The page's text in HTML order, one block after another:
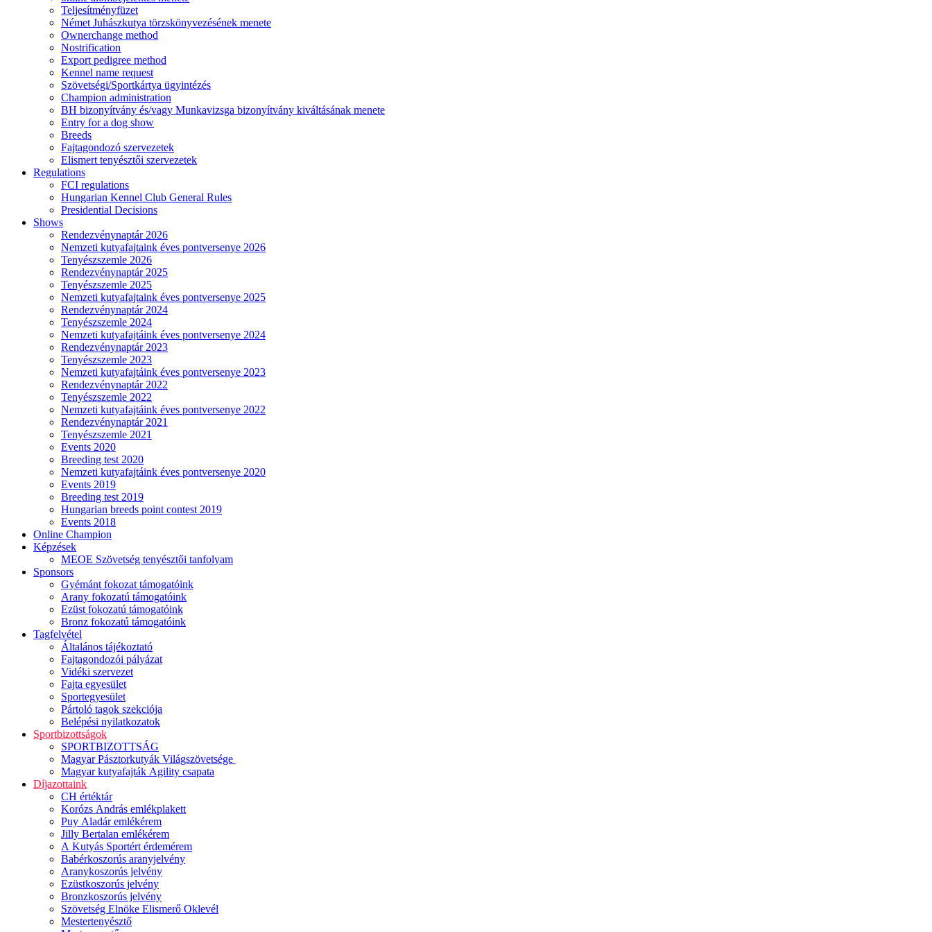
Teljesítményfüzet
Német Juhászkutya törzskönyvezésének menete
Ownerchange method
Nostrification
Export pedigree method
Kennel name request
Szövetségi/Sportkártya ügyintézés
Champion administration
BH bizonyítvány és/vagy Munkavizsga bizonyítvány kiváltásának menete
Entry for a dog show
Breeds
Fajtagondozó szervezetek
Elismert tenyésztői szervezetek
Regulations
FCI regulations
Hungarian Kennel Club General Rules
Presidential Decisions
Shows
Rendezvénynaptár 2026
Nemzeti kutyafajtaink éves pontversenye 2026
Tenyészszemle 2026
Rendezvénynaptár 2025
Tenyészszemle 2025
Nemzeti kutyafajtaink éves pontversenye 2025
Rendezvénynaptár 2024
Tenyészszemle 2024
Nemzeti kutyafajtáink éves pontversenye 2024
Rendezvénynaptár 2023
Tenyészszemle 2023
Nemzeti kutyafajtáink éves pontversenye 2023
Rendezvénynaptár 2022
Tenyészszemle 2022
Nemzeti kutyafajtáink éves pontversenye 2022
Rendezvénynaptár 2021
Tenyészszemle 2021
Events 2020
Breeding test 2020
Nemzeti kutyafajtáink éves pontversenye 2020
Events 2019
Breeding test 2019
Hungarian breeds point contest 2019
Events 2018
Online Champion
Képzések
MEOE Szövetség tenyésztői tanfolyam
Sponsors
Gyémánt fokozat támogatóink
Arany fokozatú támogatóink
Ezüst fokozatú támogatóink
Bronz fokozatú támogatóink
Tagfelvétel
Általános tájékoztató
Fajtagondozói pályázat
Vidéki szervezet
Fajta egyesület
Sportegyesület
Pártoló tagok szekciója
Belépési nyilatkozatok
Sportbizottságok
SPORTBIZOTTSÁG
Magyar Pásztorkutyák Világszövetsége
Magyar kutyafajták Agility csapata
Díjazottaink
CH értéktár
Korózs András emlékplakett
Puy Aladár emlékérem
Jilly Bertalan emlékérem
A Kutyás Sportért érdemérem
Babérkoszorús aranyjelvény
Aranykoszorús jelvény
Ezüstkoszorús jelvény
Bronzkoszorús jelvény
Szövetség Elnöke Elismerő Oklevél
Mestertenyésztő